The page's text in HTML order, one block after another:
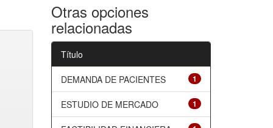
Otras opciones
relacionadas
Título
1
DEMANDA DE PACIENTES
1
ESTUDIO DE MERCADO